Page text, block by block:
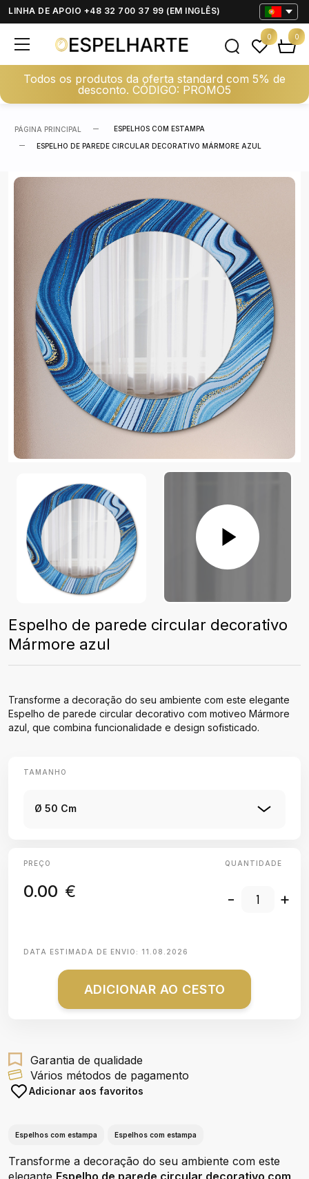
LINHA DE APOIO +48 32 700 37 99 (EM INGLÊS)
Todos os produtos da oferta standard com 5% de
desconto. CÓDIGO: PROMO5
0 0
PÁGINA PRINCIPAL ESPELHOS COM ESTAMPA
ESPELHO DE PAREDE CIRCULAR DECORATIVO MÁRMORE AZUL
Espelho de parede circular decorativo
Mármore azul
Transforme a decoração do seu ambiente com este elegante
Espelho de parede circular decorativo com motiveo Mármore
azul, que combina funcionalidade e design sofisticado.
TAMANHO
Ø 50 Cm
PREÇO
0.00 €
QUANTIDADE
- +
DATA ESTIMADA DE ENVIO: 11.08.2026
ADICIONAR AO CESTO
Garantia de qualidade
Vários métodos de pagamento
Adicionar aos favoritos
Espelhos com estampa Espelhos com estampa
Transforme a decoração do seu ambiente com este
elegante Espelho de parede circular decorativo com